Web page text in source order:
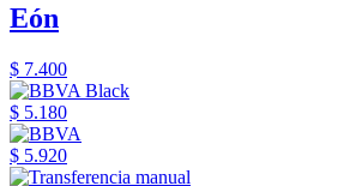
Eón
$ 7.400
$ 5.180
$ 5.920